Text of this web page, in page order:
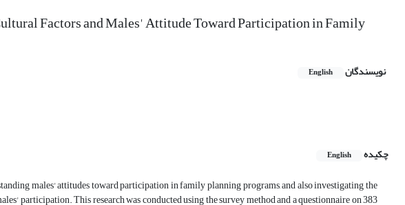
Factors and Males' Attitude Toward Participation in Family
نویسندگان English
چکیده
English
males' attitudes toward participation in family planning programs, and also investigating the
participation. This research was conducted using the survey method and a questionnaire on 383